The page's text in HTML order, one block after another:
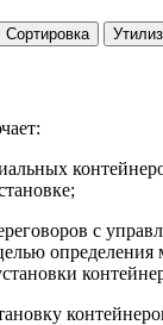
Сортировка
с
определения